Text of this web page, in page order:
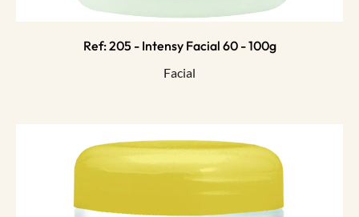
Ref: 205 - Intensy Facial 60 - 100g
Facial